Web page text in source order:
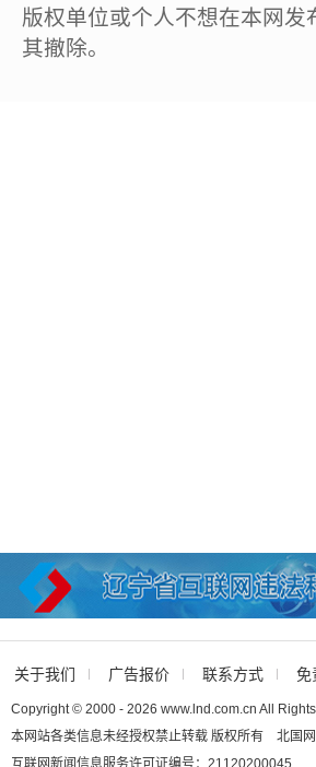
版权单位或个人不想在本网
其撤除。
关于我们 广告报价 联系方式 免
Copyright © 2000 - 2026 www.lnd.com.cn All
本网站各类信息未经授权禁止转载 版权所有 北国网
互联网新闻信息服务许可证编号：21120200045